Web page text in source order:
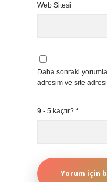
Web Sitesi
Daha sonraki
adresim ve site
9 - 5 kaçtır? *